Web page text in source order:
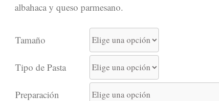
albahaca y queso parmesano.
Tamaño
Tipo de Pasta
Preparación